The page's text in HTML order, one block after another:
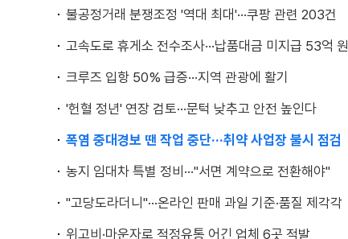
불공정거래 분쟁조정 '역대 최대'···쿠팡 관련 203건
고속도로 휴게소 전수조사···납품대금 미지급 53억 원
크루즈 입항 50% 급증···지역 관광에 활기
'헌혈 정년' 연장 검토···문턱 낮추고 안전 높인다
폭염 중대경보 땐 작업 중단···취약 사업장 불시 점검
농지 임대차 특별 정비···"서면 계약으로 전환해야"
"고당도라더니"···온라인 판매 과일 기준·품질 제각각
위고비·마운자로 적정유통 어긴 업체 6곳 적발